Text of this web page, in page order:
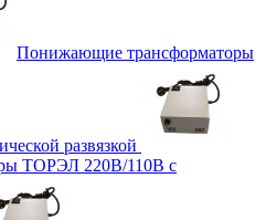
Понижающие трансформаторы
развязкой
ТОРЭЛ 220В/110В с